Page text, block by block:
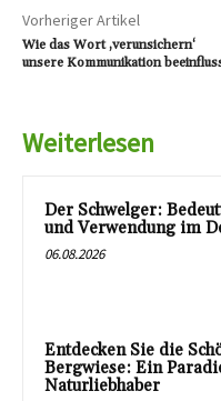
Vorheriger Artikel
Wie das Wort ‚verunsichern‘
unsere Kommunikation
Weiterlesen
Der Schwelger:
und Verwendung im
06.08.2026
Entdecken Sie die
Bergwiese: Ein
Naturliebhaber